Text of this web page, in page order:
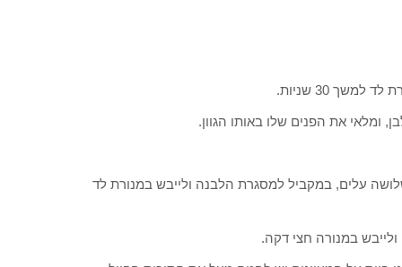
שלושה עלים, במקביל למסגרת הלבנה ולייבש במנורת לד